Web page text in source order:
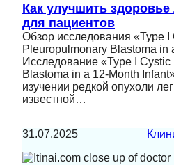
Как улучшить здоровье
для пациентов
Обзор исследования «Type I
Pleuropulmonary Blastoma in
Исследование «Type I
Blastoma in a 12-Month
изучении редкой опухоли
известной…
31.07.2025